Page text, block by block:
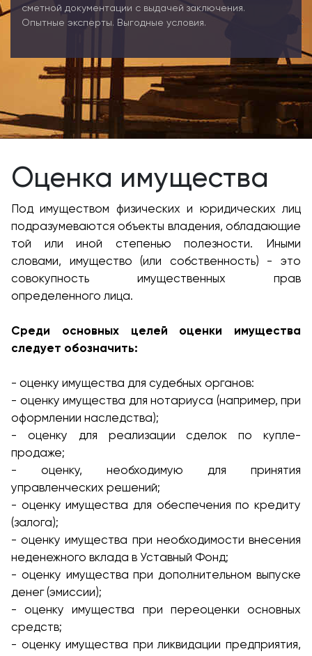
сметной документации с выдачей заключения.
Опытные эксперты. Выгодные условия.
Оценка имущества
Под имуществом физических и юридических лиц
подразумеваются объекты владения, обладающие
той или иной степенью полезности. Иными
словами, имущество (или собственность) - это
совокупность имущественных прав
определенного лица.
Среди основных целей оценки имущества
следует обозначить:
- оценку имущества для судебных органов:
- оценку имущества для нотариуса (например, при
оформлении наследства);
- оценку для реализации сделок по купле-
продаже;
- оценку, необходимую для принятия
управленческих решений;
- оценку имущества для обеспечения по кредиту
(залога);
- оценку имущества при необходимости внесения
неденежного вклада в Уставный Фонд;
- оценку имущества при дополнительном выпуске
денег (эмиссии);
- оценку имущества при переоценки основных
средств;
- оценку имущества при ликвидации предприятия,